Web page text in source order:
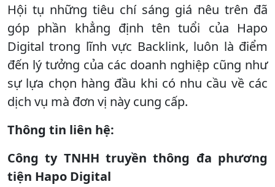
Hội tụ những tiêu chí sáng giá nêu trên đã
góp phần khẳng định tên tuổi của Hapo
Digital trong lĩnh vực Backlink, luôn là điểm
đến lý tưởng của các doanh nghiệp cũng như
sự lựa chọn hàng đầu khi có nhu cầu về các
dịch vụ mà đơn vị này cung cấp.
Thông tin liên hệ:
Công ty TNHH truyền thông đa phương
tiện Hapo Digital